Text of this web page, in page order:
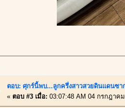
ตอบ: ศุกร์นี้พบ...ลูกครึ่งสาวสวยดินแดนซา
« ตอบ #3 เมื่อ: 03:07:48 AM 04 กรกฎาค